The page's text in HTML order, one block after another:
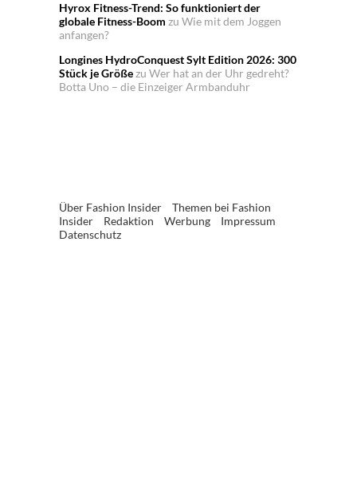
Hyrox Fitness-Trend: So funktioniert der
globale Fitness-Boom zu Wie mit dem Joggen
anfangen?
Longines HydroConquest Sylt Edition 2026: 300
Stück je Größezu Wer hat an der Uhr gedreht?
Botta Uno – die Einzeiger Armbanduhr
Über Fashion Insider
Themen bei Fashion
Insider
Redaktion Werbung
Impressum
Datenschutz